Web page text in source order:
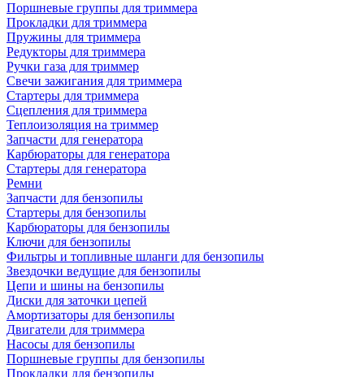
Поршневые группы для триммера
Прокладки для триммера
Пружины для триммера
Редукторы для триммера
Ручки газа для триммер
Свечи зажигания для триммера
Стартеры для триммера
Сцепления для триммера
Теплоизоляция на триммер
Запчасти для генератора
Карбюраторы для генератора
Стартеры для генератора
Ремни
Запчасти для бензопилы
Стартеры для бензопилы
Карбюраторы для бензопилы
Ключи для бензопилы
Фильтры и топливные шланги для бензопилы
Звездочки ведущие для бензопилы
Цепи и шины на бензопилы
Диски для заточки цепей
Амортизаторы для бензопилы
Двигатели для триммера
Насосы для бензопилы
Поршневые группы для бензопилы
Прокладки для бензопилы